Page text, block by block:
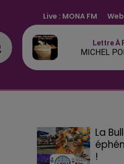
Live : MONA FM
Lettre À
MICHEL
La
!